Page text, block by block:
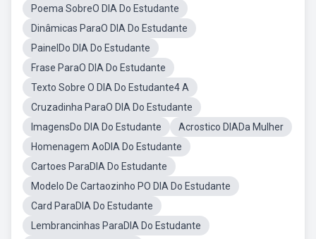
Poema SobreO DIA Do Estudante
Dinâmicas ParaO DIA Do Estudante
PainelDo DIA Do Estudante
Frase ParaO DIA Do Estudante
Texto Sobre O DIA Do Estudante4 A
Cruzadinha ParaO DIA Do Estudante
ImagensDo DIA Do Estudante
Acrostico DIADa Mulher
Homenagem AoDIA Do Estudante
Cartoes ParaDIA Do Estudante
Modelo De Cartaozinho PO DIA Do Estudante
Card ParaDIA Do Estudante
Lembrancinhas ParaDIA Do Estudante